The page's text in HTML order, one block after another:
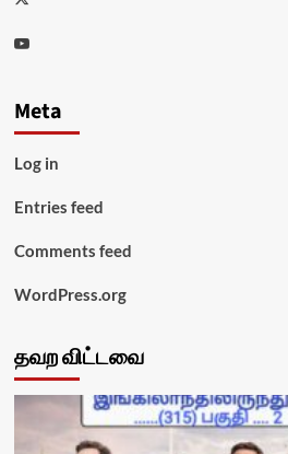
Youtube
Meta
Log in
Entries feed
Comments feed
WordPress.org
தவற விட்டவை